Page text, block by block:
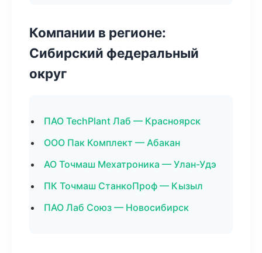
Компании в регионе:
Сибирский федеральный
округ
ПАО TechPlant Лаб — Красноярск
ООО Пак Комплект — Абакан
АО Точмаш Мехатроника — Улан-Удэ
ПК Точмаш СтанкоПроф — Кызыл
ПАО Лаб Союз — Новосибирск